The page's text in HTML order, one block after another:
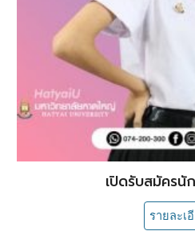
เปิดรับสมัครนั
รายละเ